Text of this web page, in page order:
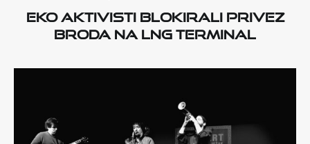
Eko aktivisti blokirali privez
broda na LNG terminal